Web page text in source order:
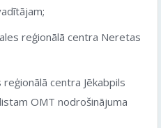
reģionālā centra Neretas
reģionālā centra Jēkabpils
OMT nodrošinājuma